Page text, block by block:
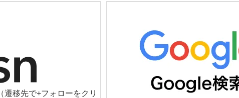
（遷移先で+フォローをクリ